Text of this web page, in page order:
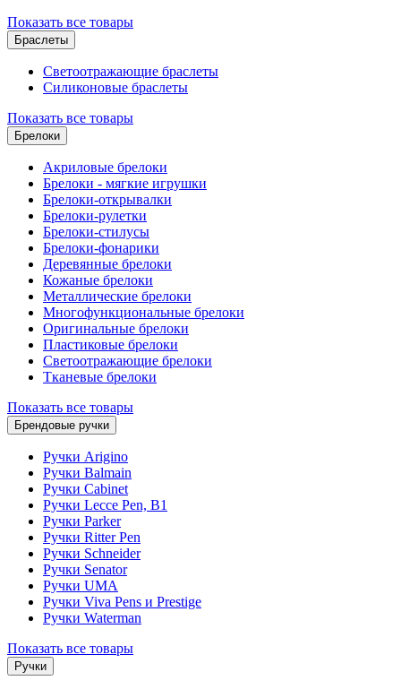
Показать все товары
Браслеты
Светоотражающие браслеты
Силиконовые браслеты
Показать все товары
Брелоки
Акриловые брелоки
Брелоки - мягкие игрушки
Брелоки-открывалки
Брелоки-рулетки
Брелоки-стилусы
Брелоки-фонарики
Деревянные брелоки
Кожаные брелоки
Металлические брелоки
Многофункциональные брелоки
Оригинальные брелоки
Пластиковые брелоки
Светоотражающие брелоки
Тканевые брелоки
Показать все товары
Брендовые ручки
Ручки Arigino
Ручки Balmain
Ручки Cabinet
Ручки Lecce Pen, B1
Ручки Parker
Ручки Ritter Pen
Ручки Schneider
Ручки Senator
Ручки UMA
Ручки Viva Pens и Prestige
Ручки Waterman
Показать все товары
Ручки